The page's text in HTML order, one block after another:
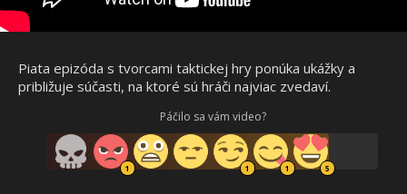
Piata epizóda s tvorcami taktickej hry ponúka ukážky a
približuje súčasti, na ktoré sú hráči najviac zvedaví.
Páčilo sa vám video?